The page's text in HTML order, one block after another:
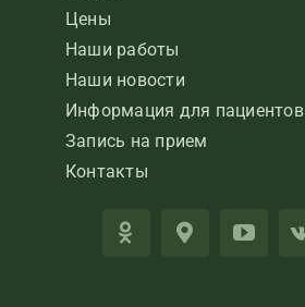
Цены
Наши работы
Наши новости
Информация для пациентов
Запись на прием
Контакты